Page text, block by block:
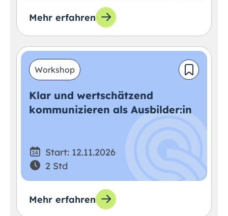
Mehr erfahren
Workshop
Klar und wertschätzend
kommunizieren als Ausbilder:in
Start: 12.11.2026
2 Std
Mehr erfahren